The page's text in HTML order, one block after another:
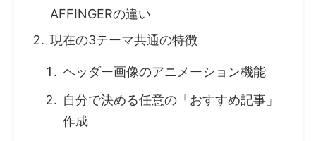
AFFINGERの違い
現在の3テーマ共通の特徴
ヘッダー画像のアニメーション機能
自分で決める任意の「おすすめ記事」
作成